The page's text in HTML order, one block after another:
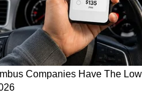
ಬಗೆಯ ಬಣ್ಣಗಳು), ಬುಧವಾರ
ಚಕ್ರದ ಪ್ರಕಾರ ದೇವತೆಗಳನ್ನು
ಮತ್ತು ಚಿಂತನೆಯ ಶಾಲೆಗಳಿಂದ
ರೀತಿಯಲ್ಲಿ ಮಾತ್ರ